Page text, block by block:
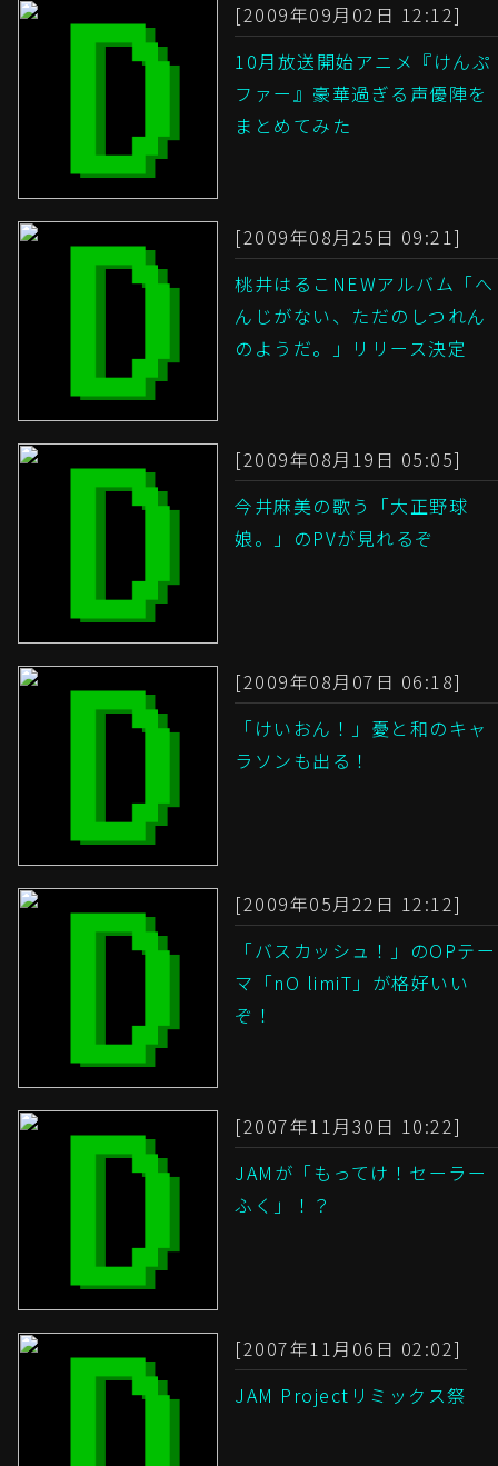
[2009年09月02日 12:12]
10月放送開始アニメ『けんぷ
ファー』豪華過ぎる声優陣を
まとめてみた
[2009年08月25日 09:21]
桃井はるこNEWアルバム「へ
んじがない、ただのしつれん
のようだ。」リリース決定
[2009年08月19日 05:05]
今井麻美の歌う「大正野球
娘。」のPVが見れるぞ
[2009年08月07日 06:18]
「けいおん！」憂と和のキャ
ラソンも出る！
[2009年05月22日 12:12]
「バスカッシュ！」のOPテー
マ「nO limiT」が格好いい
ぞ！
[2007年11月30日 10:22]
JAMが「もってけ！セーラー
ふく」！？
[2007年11月06日 02:02]
JAM Projectリミックス祭